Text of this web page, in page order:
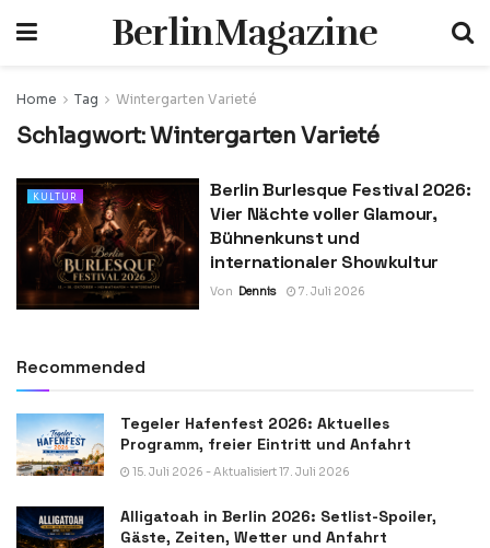
BerlinMagazine
Home Tag Wintergarten Varieté
Schlagwort:Wintergarten Varieté
KULTUR
Berlin Burlesque Festival 2026:
Vier Nächte voller Glamour,
Bühnenkunst und
internationaler Showkultur
Von Dennis 7. Juli 2026
Recommended
Tegeler Hafenfest 2026: Aktuelles
Programm, freier Eintritt und Anfahrt
15. Juli 2026 - Aktualisiert 17. Juli 2026
Alligatoah in Berlin 2026: Setlist-Spoiler,
Gäste, Zeiten, Wetter und Anfahrt